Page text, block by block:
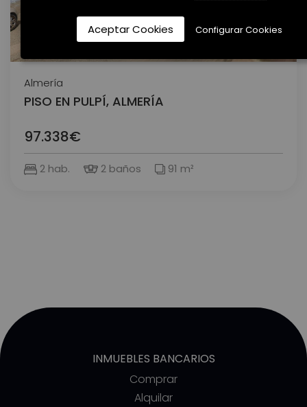
Almería
PISO EN PULPÍ, ALMERÍA
97.338€
2 hab. 2 baños 91 m²
INMUEBLES BANCARIOS
Comprar
Alquilar
Aceptar Cookies Configurar Cookies